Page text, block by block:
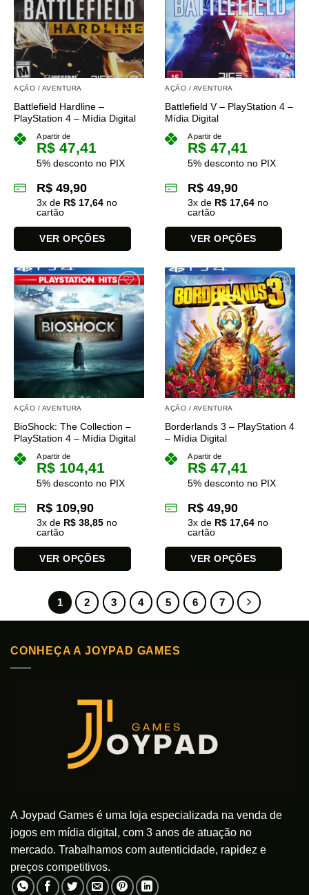
As
opções
podem
ser
escolhidas
do
produto
As
opções
podem
ser
escolhidas
do
AÇÃO / AVENTURA
Battlefield Hardline –
PlayStation 4 – Mídia Digital
A partir de
R$ 47,41
5% desconto no PIX
R$ 49,90
3x de R$ 17,64 no
cartão
VER OPÇÕES
produto
tem
várias
variantes.
As
opções
podem
ser
do
produto
AÇÃO / AVENTURA
Battlefield V – PlayStation 4 –
Mídia Digital
A partir de
R$ 47,41
5% desconto no PIX
R$ 49,90
3x de R$ 17,64 no
cartão
VER OPÇÕES
produto
tem
várias
variantes.
As
opções
podem
ser
escolhidas
do
AÇÃO / AVENTURA
BioShock: The Collection –
PlayStation 4 – Mídia Digital
A partir de
R$ 104,41
5% desconto no PIX
R$ 109,90
3x de R$ 38,85 no
cartão
VER OPÇÕES
várias
As
AÇÃO / AVENTURA
Borderlands 3 – PlayStation 4
– Mídia Digital
A partir de
R$ 47,41
5% desconto no PIX
R$ 49,90
3x de R$ 17,64 no
cartão
VER OPÇÕES
produto
tem
várias
As
na
página
do
1 2 3 4 5 6 7
CONHEÇA A JOYPAD GAMES
A Joypad Games é uma loja especializada na venda de
jogos em mídia digital, com 3 anos de atuação no
mercado. Trabalhamos com autenticidade, rapidez e
preços competitivos.